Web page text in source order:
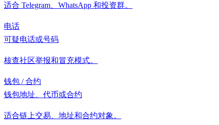
适合 Telegram、WhatsApp 和投资群。
电话
可疑电话或号码
核查社区举报和冒充模式。
钱包 / 合约
钱包地址、代币或合约
适合链上交易、地址和合约对象。